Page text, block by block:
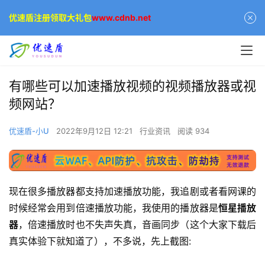
有哪些可以加速播放视频的视频播放器或视
频网站？
优速盾-小U 2022年9月12日 12:21 行业资讯 阅读 934
现在很多播放器都支持加速播放功能，我追剧或者看网课的
时候经常会用到倍速播放功能，我使用的播放器是恒星播放
器，倍速播放时也不失声失真，音画同步（这个大家下载后
真实体验下就知道了），不多说，先上截图:
优速盾注册领取大礼包www.cdnb.net